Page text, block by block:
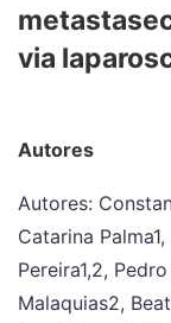
via
Autores
Autores:
Catarina
Pereira1,2,
Malaquias2,